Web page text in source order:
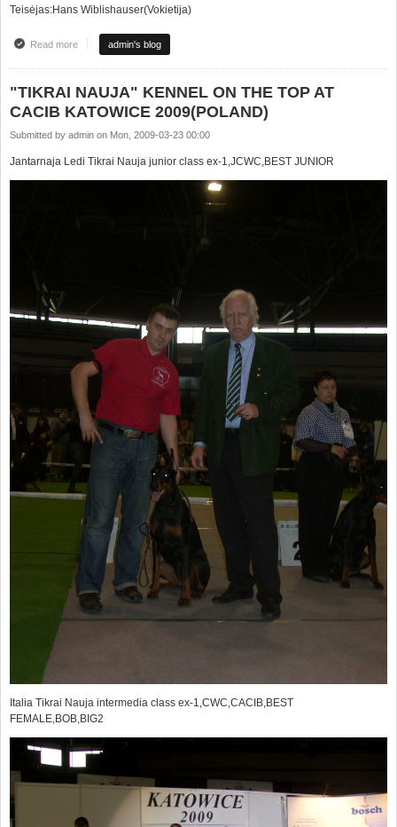
Teisėjas:Hans Wiblishauser(Vokietija)
Read moreabout CACIB KATOWICAI 20-21-22.03.2009, LENKIJA
admin's blog
"TIKRAI NAUJA" KENNEL ON THE TOP AT
CACIB KATOWICE 2009(POLAND)
Submitted by admin on Mon, 2009-03-23 00:00
Jantarnaja Ledi Tikrai Nauja junior class ex-1,JCWC,BEST JUNIOR
Italia Tikrai Nauja intermedia class ex-1,CWC,CACIB,BEST
FEMALE,BOB,BIG2